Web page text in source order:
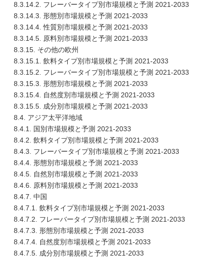
8.3.14.2. フレーバータイプ別市場規模と予測 2021-2033
8.3.14.3. 形態別市場規模と予測 2021-2033
8.3.14.4. 性質別市場規模と予測 2021-2033
8.3.14.5. 原料別市場規模と予測 2021-2033
8.3.15. その他の欧州
8.3.15.1. 飲料タイプ別市場規模と予測 2021-2033
8.3.15.2. フレーバータイプ別市場規模と予測 2021-2033
8.3.15.3. 形態別市場規模と予測 2021-2033
8.3.15.4. 自然度別市場規模と予測 2021-2033
8.3.15.5. 成分別市場規模と予測 2021-2033
8.4. アジア太平洋地域
8.4.1. 国別市場規模と予測 2021-2033
8.4.2. 飲料タイプ別市場規模と予測 2021-2033
8.4.3. フレーバータイプ別市場規模と予測 2021-2033
8.4.4. 形態別市場規模と予測 2021-2033
8.4.5. 自然別市場規模と予測 2021-2033
8.4.6. 原料別市場規模と予測 2021-2033
8.4.7. 中国
8.4.7.1. 飲料タイプ別市場規模と予測 2021-2033
8.4.7.2. フレーバータイプ別市場規模と予測 2021-2033
8.4.7.3. 形態別市場規模と予測 2021-2033
8.4.7.4. 自然度別市場規模と予測 2021-2033
8.4.7.5. 成分別市場規模と予測 2021-2033